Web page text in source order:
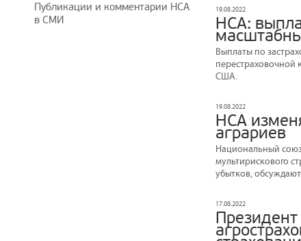
19.08.2022
НСА:
Выплаты по
перестраховочной
США.
19.08.2022
НСА
аграриев
Национальный
мультирискового
убытков,
17.08.2022
Публикации и комментарии НСА
в СМИ